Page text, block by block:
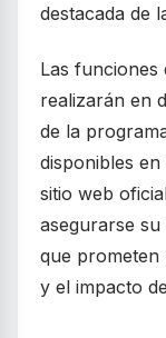
destacada de
Las funciones
realizarán en
de la
disponibles
sitio web
asegurarse
que
y el impacto